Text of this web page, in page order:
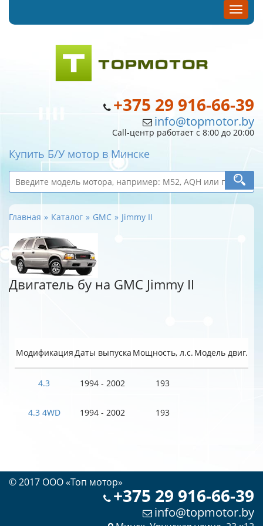
+375 29 916-66-39
info@topmotor.by
Call-центр работает с 8:00 до 20:00
Купить Б/У мотор в Минске
Главная Каталог GMC Jimmy II
Двигатель бу на GMC Jimmy II
МодификацияДаты выпуска Мощность, л.с. Модель двиг.
4.3 1994 - 2002 193
4.3 4WD 1994 - 2002 193
© 2017 OOO «Топ мотор»
+375 29 916-66-39
info@topmotor.by